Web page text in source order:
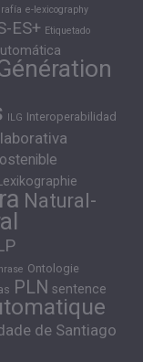
e-lexicography
ES+ Etiquetado
ILG Interoperabilidad
Natural-
Ontologie
PLN sentence
de Santiago